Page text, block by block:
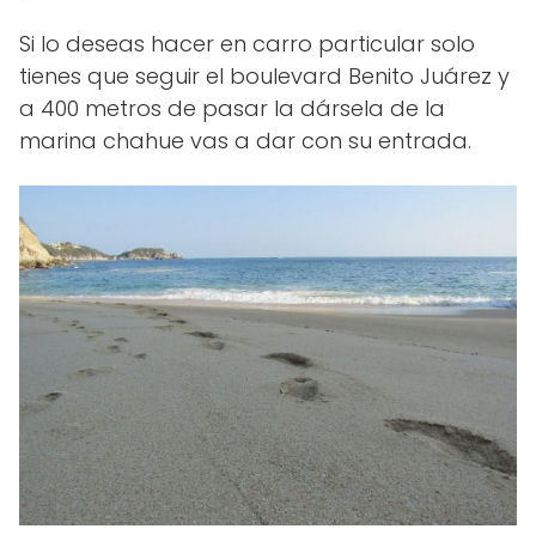
Si lo deseas hacer en carro particular solo
tienes que seguir el boulevard Benito Juárez y
a 400 metros de pasar la dársela de la
marina chahue vas a dar con su entrada.